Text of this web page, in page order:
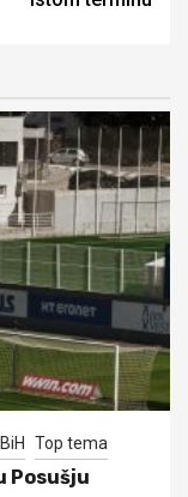
Top tema
Posušju